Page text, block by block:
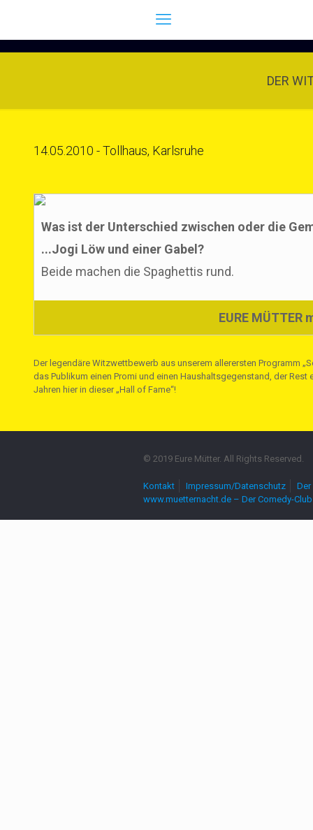
DER
14.05.2010 - Tollhaus, Karlsruhe
Was ist der Unterschied zwischen oder die
...Jogi Löw und einer Gabel?
Beide machen die Spaghettis rund.
EURE
Der legendäre Witzwettbewerb aus unserem allerersten Programm
das Publikum einen Promi und einen Haushaltsgegenstand, der
Jahren hier in dieser „Hall of Fame“!
© 2019 Eure Mütter. All Rights Reserved.
Kontakt Impressum/Datenschutz
www.muetternacht.de – Der Comedy-Club